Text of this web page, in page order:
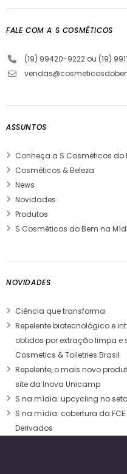
FALE COM A S COSMÉTICOS
(19) 99420-9222 ou (19)
ASSUNTOS
Conheça a S Cosméticos do
Cosméticos & Beleza
News
Novidades
Produtos
S Cosméticos do Bem na
NOVIDADES
Ciência que transforma
Repelente biotecnológico e
obtidos por extração limpa e
Cosmetics & Toiletries Brasil
Repelente, o mais novo
site da Inova Unicamp
S na mídia: upcycling no
S na mídia: cobertura da
Derivados